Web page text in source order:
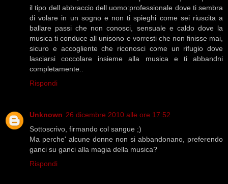
il tipo dell abbraccio dell uomo:professionale dove ti sembra
di volare in un sogno e non ti spieghi come sei riuscita a
ballare passi che non conosci, sensuale e caldo dove la
musica ti conduce all unisono e vorresti che non finisse mai,
sicuro e accogliente che riconosci come un rifugio dove
lasciarsi coccolare insieme alla musica e ti abbandni
completamente..
Rispondi
Unknown 26 dicembre 2010 alle ore 17:52
Sottoscrivo, firmando col sangue ;)
Ma perche' alcune donne non si abbandonano, preferendo
ganci su ganci alla magia della musica?
Rispondi